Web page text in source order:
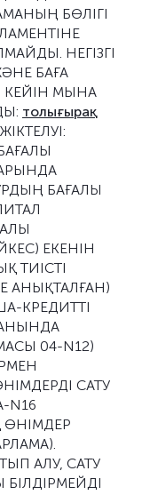
БӨЛІГІ
НЕГІЗГІ
БАҒА
МЫНА
толығырақ
БАҒАЛЫ
ЕКЕНІН
ТИІСТІ
АНЫҚТАЛҒАН)
КРЕДИТТІ
04-N12)
САТУ
N16
АЛУ, САТУ